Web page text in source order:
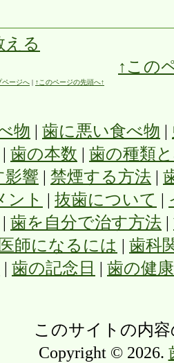
る
↑この
ページへ | ↑このページの先頭へ↑
物 | 歯に悪い食べ物 |
| 歯の本数 | 歯の種類
影響 | 禁煙する方法 |
ント | 抜歯について |
| 歯を自分で治す方法 |
師になるには | 歯科
| 歯の記念日 | 歯の健
このサイトの内
Copyright © 2026.